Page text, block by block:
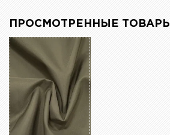
ПРОСМОТРЕННЫЕ ТОВАРЫ